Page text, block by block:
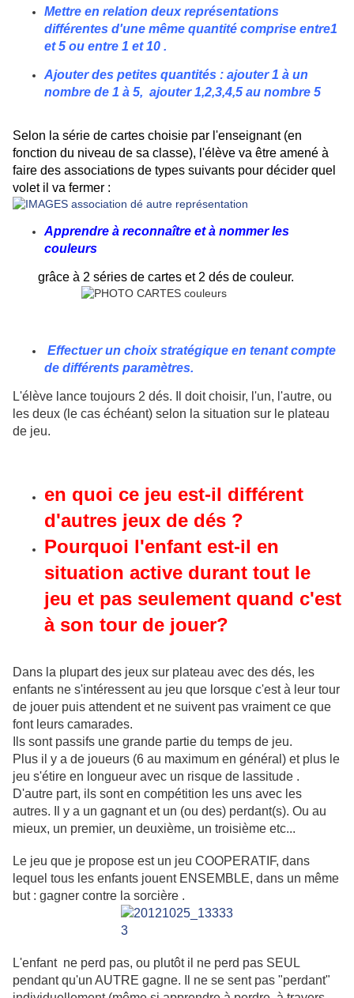
Mettre en relation deux représentations
différentes d'une même quantité comprise entre1
et 5 ou entre 1 et 10 .
Ajouter des petites quantités : ajouter 1 à un
nombre de 1 à 5, ajouter 1,2,3,4,5 au nombre 5
Selon la série de cartes choisie par l'enseignant (en
fonction du niveau de sa classe), l'élève va être amené à
faire des associations de types suivants pour décider quel
volet il va fermer :
Apprendre à reconnaître et à nommer les
couleurs
grâce à 2 séries de cartes et 2 dés de couleur.
Effectuer un choix stratégique en tenant compte
de différents paramètres.
L'élève lance toujours 2 dés. Il doit choisir, l'un, l'autre, ou
les deux (le cas échéant) selon la situation sur le plateau
de jeu.
en quoi ce jeu est-il différent
d'autres jeux de dés ?
Pourquoi l'enfant est-il en
situation active durant tout le
jeu et pas seulement quand c'est
à son tour de jouer?
Dans la plupart des jeux sur plateau avec des dés, les
enfants ne s'intéressent au jeu que lorsque c'est à leur tour
de jouer puis attendent et ne suivent pas vraiment ce que
font leurs camarades.
Ils sont passifs une grande partie du temps de jeu.
Plus il y a de joueurs (6 au maximum en général) et plus le
jeu s'étire en longueur avec un risque de lassitude .
D'autre part, ils sont en compétition les uns avec les
autres. Il y a un gagnant et un (ou des) perdant(s). Ou au
mieux, un premier, un deuxième, un troisième etc...
Le jeu que je propose est un jeu COOPERATIF, dans
lequel tous les enfants jouent ENSEMBLE, dans un même
but : gagner contre la sorcière .
L'enfant ne perd pas, ou plutôt il ne perd pas SEUL
pendant qu'un AUTRE gagne. Il ne se sent pas "perdant"